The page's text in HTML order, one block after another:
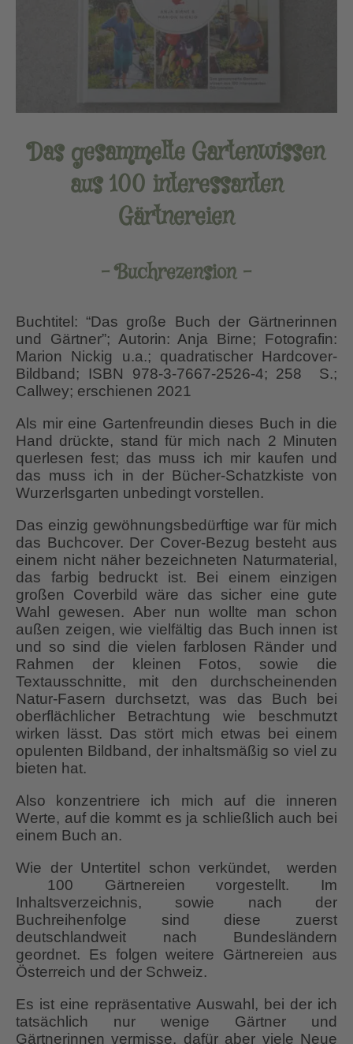
Das gesammelte Gartenwissen
aus 100 interessanten
Gärtnereien
– Buchrezension –
Buchtitel: “Das große Buch der Gärtnerinnen
und Gärtner”; Autorin: Anja Birne; Fotografin:
Marion Nickig u.a.; quadratischer Hardcover-
Bildband; ISBN 978-3-7667-2526-4; 258 S.;
Callwey; erschienen 2021
Als mir eine Gartenfreundin dieses Buch in die
Hand drückte, stand für mich nach 2 Minuten
querlesen fest; das muss ich mir kaufen und
das muss ich in der Bücher-Schatzkiste von
Wurzerlsgarten unbedingt vorstellen.
Das einzig gewöhnungsbedürftige war für mich
das Buchcover. Der Cover-Bezug besteht aus
einem nicht näher bezeichneten Naturmaterial,
das farbig bedruckt ist. Bei einem einzigen
großen Coverbild wäre das sicher eine gute
Wahl gewesen. Aber nun wollte man schon
außen zeigen, wie vielfältig das Buch innen ist
und so sind die vielen farblosen Ränder und
Rahmen der kleinen Fotos, sowie die
Textausschnitte, mit den durchscheinenden
Natur-Fasern durchsetzt, was das Buch bei
oberflächlicher Betrachtung wie beschmutzt
wirken lässt. Das stört mich etwas bei einem
opulenten Bildband, der inhaltsmäßig so viel zu
bieten hat.
Also konzentriere ich mich auf die inneren
Werte, auf die kommt es ja schließlich auch bei
einem Buch an.
Wie der Untertitel schon verkündet, werden
100 Gärtnereien vorgestellt. Im
Inhaltsverzeichnis, sowie nach der
Buchreihenfolge sind diese zuerst
deutschlandweit nach Bundesländern
geordnet. Es folgen weitere Gärtnereien aus
Österreich und der Schweiz.
Es ist eine repräsentative Auswahl, bei der ich
tatsächlich nur wenige Gärtner und
Gärtnerinnen vermisse, dafür aber viele Neue